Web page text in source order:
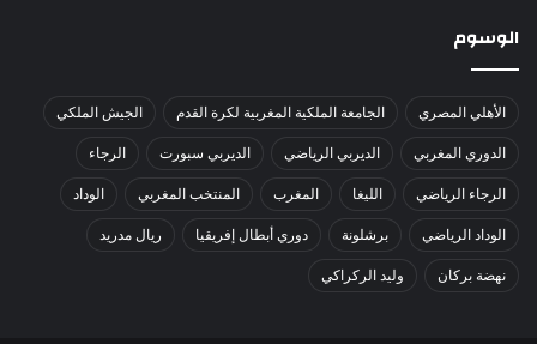
الوسوم
الأهلي المصري الجامعة الملكية المغربية لكرة القدم الجيش الملكي
الدوري المغربي الديربي الرياضي الديربي سبورت الرجاء
الرجاء الرياضي الليغا المغرب المنتخب المغربي الوداد
الوداد الرياضي برشلونة دوري أبطال إفريقيا ريال مدريد
نهضة بركان وليد الركراكي